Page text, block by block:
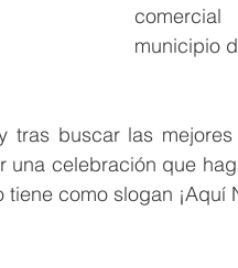
municipio
tras buscar las
celebración que
como slogan ¡Aquí